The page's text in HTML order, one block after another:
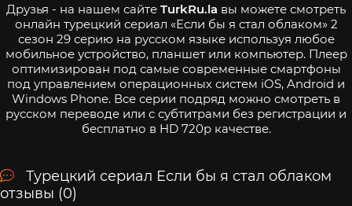
Друзья - на нашем сайте TurkRu.la вы можете смотреть
онлайн турецкий сериал «Если бы я стал облаком» 2
сезон 29 серию на русском языке используя любое
мобильное устройство, планшет или компьютер. Плеер
оптимизирован под самые современные смартфоны
под управлением операционных систем iOS, Android и
Windows Phone. Все серии подряд можно смотреть в
русском переводе или с субтитрами без регистрации и
бесплатно в HD 720p качестве.
Турецкий сериал Если бы я стал облаком
отзывы (0)